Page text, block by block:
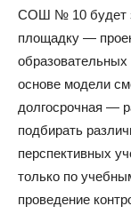
СОШ № 10 будет
площадку —
основе модели
долгосрочная —
подбирать
перспективных
только по
проведение